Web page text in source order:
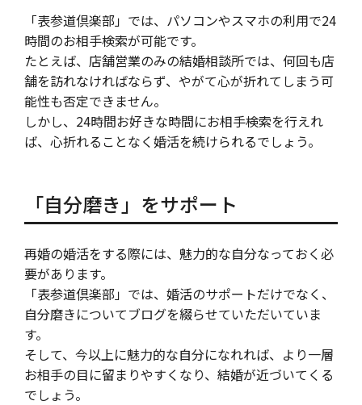
「表参道倶楽部」では、パソコンやスマホの利用で24
時間のお相手検索が可能です。
たとえば、店舗営業のみの結婚相談所では、何回も店
舗を訪れなければならず、やがて心が折れてしまう可
能性も否定できません。
しかし、24時間お好きな時間にお相手検索を行えれ
ば、心折れることなく婚活を続けられるでしょう。
「自分磨き」をサポート
再婚の婚活をする際には、魅力的な自分なっておく必
要があります。
「表参道倶楽部」では、婚活のサポートだけでなく、
自分磨きについてブログを綴らせていただいていま
す。
そして、今以上に魅力的な自分になれれば、より一層
お相手の目に留まりやすくなり、結婚が近づいてくる
でしょう。